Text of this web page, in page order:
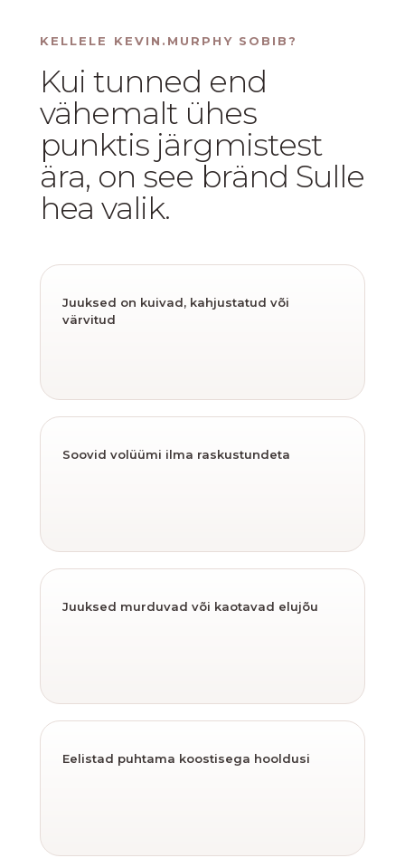
KELLELE KEVIN.MURPHY SOBIB?
Kui tunned end
vähemalt ühes
punktis järgmistest
ära, on see bränd Sulle
hea valik.
Juuksed on kuivad, kahjustatud või
värvitud
Soovid volüümi ilma raskustundeta
Juuksed murduvad või kaotavad elujõu
Eelistad puhtama koostisega hooldusi